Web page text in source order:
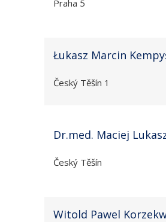
Praha 5
Łukasz Marcin
Český Těšín 1
Dr.med. Maciej
Český Těšín
Witold Pawel